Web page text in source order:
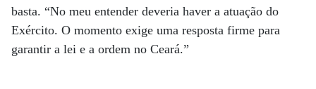
basta. “No meu entender deveria haver a atuação do
Exército. O momento exige uma resposta firme para
garantir a lei e a ordem no Ceará.”